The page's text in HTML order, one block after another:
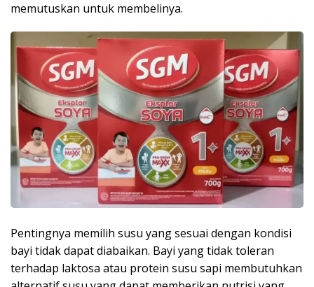
memutuskan untuk membelinya.
Pentingnya memilih susu yang sesuai dengan kondisi
bayi tidak dapat diabaikan. Bayi yang tidak toleran
terhadap laktosa atau protein susu sapi membutuhkan